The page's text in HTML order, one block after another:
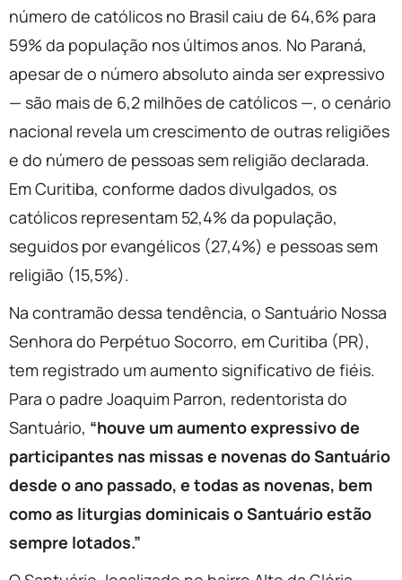
número de católicos no Brasil caiu de 64,6% para
59% da população nos últimos anos. No Paraná,
apesar de o número absoluto ainda ser expressivo
— são mais de 6,2 milhões de católicos —, o cenário
nacional revela um crescimento de outras religiões
e do número de pessoas sem religião declarada.
Em Curitiba, conforme dados divulgados, os
católicos representam 52,4% da população,
seguidos por evangélicos (27,4%) e pessoas sem
religião (15,5%).
Na contramão dessa tendência, o Santuário Nossa
Senhora do Perpétuo Socorro, em Curitiba (PR),
tem registrado um aumento significativo de fiéis.
Para o padre Joaquim Parron, redentorista do
Santuário, “houve um aumento expressivo de
participantes nas missas e novenas do Santuário
desde o ano passado, e todas as novenas, bem
como as liturgias dominicais o Santuário estão
sempre lotados.”